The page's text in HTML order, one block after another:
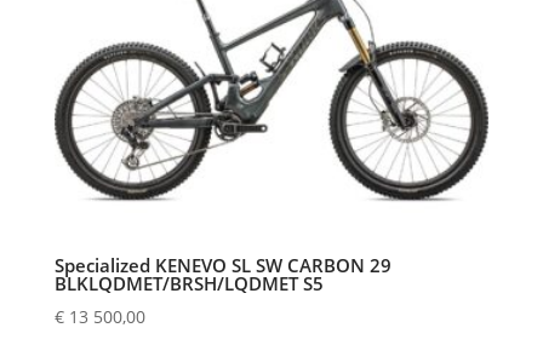
Specialized KENEVO SL SW CARBON 29
BLKLQDMET/BRSH/LQDMET S5
€13 500,00